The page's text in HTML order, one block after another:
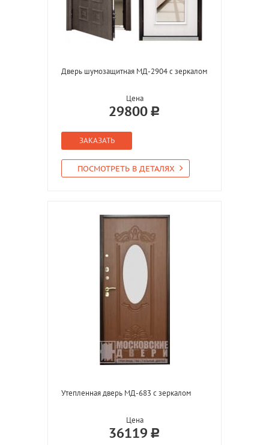
Дверь шумозащитная МД-2904 с зеркалом
Цена
29800
ЗАКАЗАТЬ
ПОСМОТРЕТЬ В ДЕТАЛЯХ
Утепленная дверь МД-683 с зеркалом
Цена
36119